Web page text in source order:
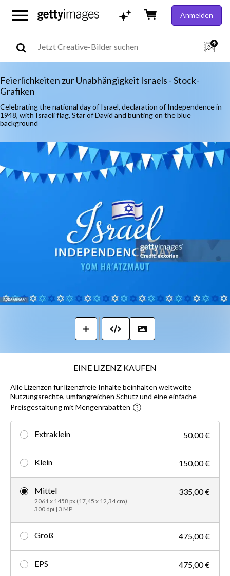
Anmelden
Feierlichkeiten zur Unabhängigkeit Israels - Stock-
Grafiken
Celebrating the national day of Israel, declaration of Independence in
1948, with Israeli flag, Star of David and bunting on the blue
background
EINE LIZENZ KAUFEN
Alle Lizenzen für lizenzfreie Inhalte beinhalten weltweite
Nutzungsrechte, umfangreichen Schutz und eine einfache
Preisgestaltung mit Mengenrabatten
Extraklein 50,00 €
Klein 150,00 €
Mittel
2061 x 1458 px (17,45 x 12,34 cm)
300 dpi | 3 MP
335,00 €
Groß 475,00 €
EPS 475,00 €